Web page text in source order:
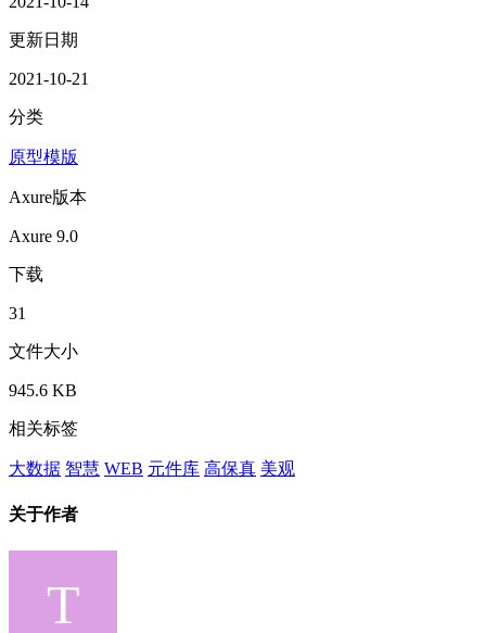
更新日期
2021-10-21
分类
原型模版
Axure版本
Axure 9.0
下载
31
文件大小
945.6 KB
相关标签
大数据 智慧 WEB 元件库 高保真 美观
关于作者